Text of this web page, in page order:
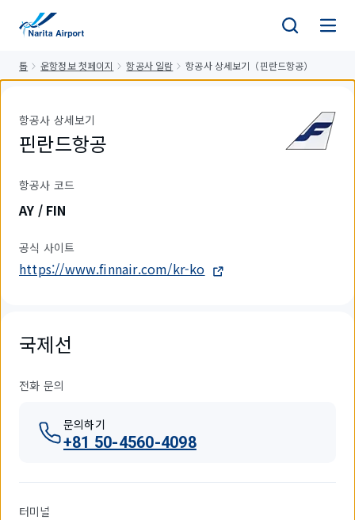
톱 운항정보 첫페이지 항공사 일람 항공사 상세보기（핀란드항공）
항공사 상세보기
핀란드항공
항공사 코드
AY / FIN
공식 사이트
https://www.finnair.com/kr-ko
국제선
전화 문의
문의하기
+81 50-4560-4098
터미널